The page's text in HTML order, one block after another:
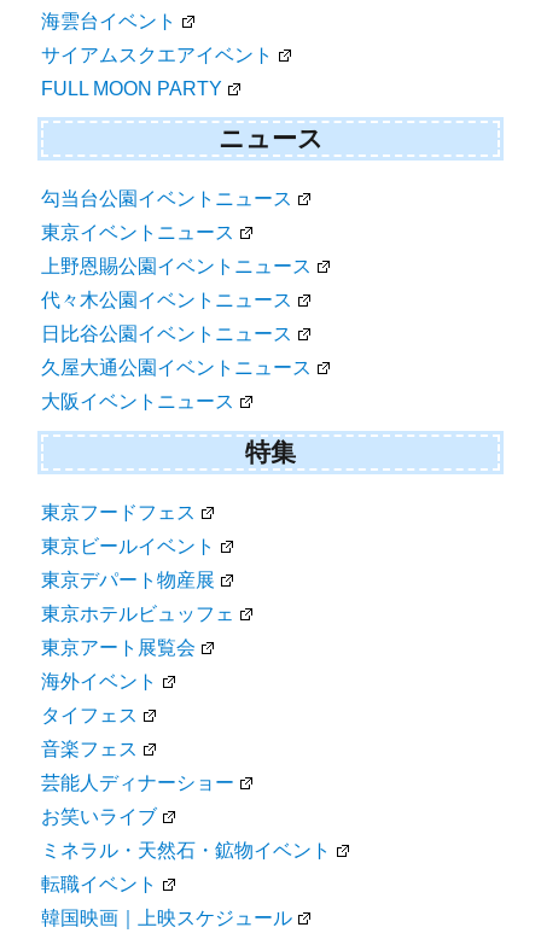
海雲台イベント
サイアムスクエアイベント
FULL MOON PARTY
ニュース
勾当台公園イベントニュース
東京イベントニュース
上野恩賜公園イベントニュース
代々木公園イベントニュース
日比谷公園イベントニュース
久屋大通公園イベントニュース
大阪イベントニュース
特集
東京フードフェス
東京ビールイベント
東京デパート物産展
東京ホテルビュッフェ
東京アート展覧会
海外イベント
タイフェス
音楽フェス
芸能人ディナーショー
お笑いライブ
ミネラル・天然石・鉱物イベント
転職イベント
韓国映画｜上映スケジュール